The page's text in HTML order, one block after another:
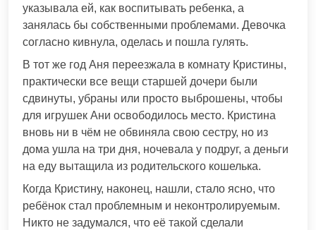
указывала ей, как воспитывать ребенка, а
занялась бы собственными проблемами. Девочка
согласно кивнула, оделась и пошла гулять.
В тот же год Аня переезжала в комнату Кристины,
практически все вещи старшей дочери были
сдвинуты, убраны или просто выброшены, чтобы
для игрушек Ани освободилось место. Кристина
вновь ни в чём не обвиняла свою сестру, но из
дома ушла на три дня, ночевала у подруг, а деньги
на еду вытащила из родительского кошелька.
Когда Кристину, наконец, нашли, стало ясно, что
ребёнок стал проблемным и неконтролируемым.
Никто не задумался, что её такой сделали